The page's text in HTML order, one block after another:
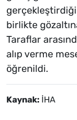
birlikte
Taraflar
alıp verme
öğrenildi.
Kaynak: İHA